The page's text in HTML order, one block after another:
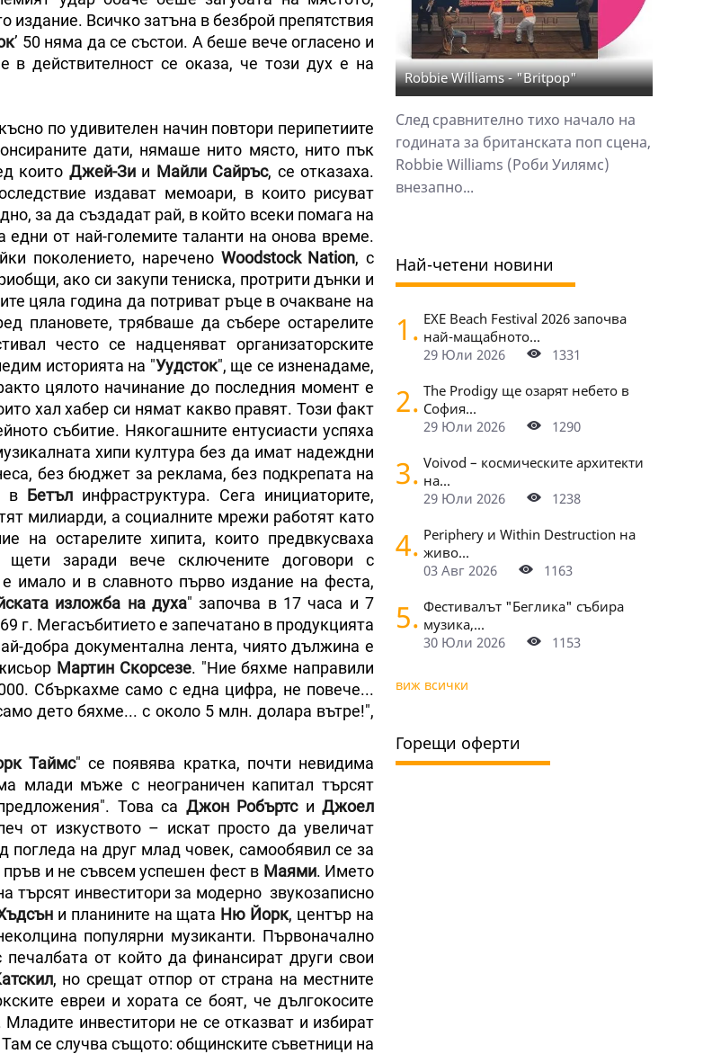
Всичко затъна в безброй препятствия
’ 50 няма да се състои. А беше вече огласено и
действителност се оказа, че този дух е на
по удивителен начин повтори перипетиите
дати, нямаше нито място, нито пък
които Джей-Зии Майли Сайръс, се отказаха.
издават мемоари, в които рисуват
за да създадат рай, в който всеки помага на
от най-големите таланти на онова време.
поколението, наречено Woodstock Nation, с
ако си закупи тениска, протрити дънки и
цяла година да потриват ръце в очакване на
плановете, трябваше да събере остарелите
често се надценяват организаторските
историята на "Уудсток", ще се изненадаме,
цялото начинание до последния момент е
хал хабер си нямат какво правят. Този факт
събитие. Някогашните ентусиасти успяха
хипи култура без да имат надеждни
без бюджет за реклама, без подкрепата на
в Бетъл инфраструктура. Сега инициаторите,
милиарди, а социалните мрежи работят като
на остарелите хипита, които предвкусваха
заради вече сключените договори с
имало и в славното първо издание на феста,
изложба на духа" започва в 17 часа и 7
г. Мегасъбитието е запечатано в продукцията
добра документална лента, чиято дължина е
Мартин Скорсезе. "Ние бяхме направили
Сбъркахме само с една цифра, не повече...
дето бяхме... с около 5 млн. долара вътре!",
Таймс" се появява кратка, почти невидима
млади мъже с неограничен капитал търсят
Това са Джон Робъртси Джоел
от изкуството – искат просто да увеличат
погледа на друг млад човек, самообявил се за
и не съвсем успешен фест в Маями. Името
търсят инвеститори за модерно звукозаписно
и планините на щата Ню Йорк, център на
популярни музиканти. Първоначално
от който да финансират други свои
, но срещат отпор от страна на местните
евреи и хората се боят, че дългокосите
инвеститори не се отказват и избират
се случва същото: общинските съветници на
Robbie Williams - "Britpop"
След сравнително тихо начало на
годината за британската поп сцена,
Robbie Williams (Роби Уилямс)
внезапно...
Най-четени новини
1. EXE Beach Festival 2026 започва
най-мащабното...
29 Юли 2026
1331
2. The Prodigy ще озарят небето в
София...
29 Юли 2026
1290
3. Voivod – космическите архитекти
на...
29 Юли 2026
1238
4. Periphery и Within Destruction на
живо...
03 Авг 2026
1163
5. Фестивалът "Беглика" събира
музика,...
30 Юли 2026
1153
виж всички
Горещи оферти